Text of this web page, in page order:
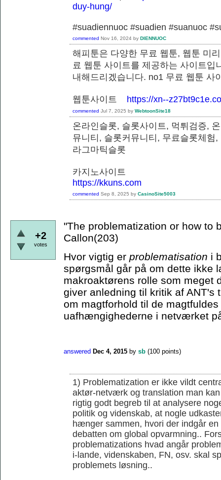
duy-hung/
#suadiennuoc #suadien #suanuoc
commented Nov 16, 2024 by DIENNUOC
해피툰은 다양한 무료 웹툰, 웹툰 미
료 웹툰 사이트를 제공하는 사이트
내해드리겠습니다. no1 무료 웹툰 사
웹툰사이트 https://xn--
commented Jul 7, 2025 by WebtoonSite18
온라인슬롯, 슬롯사이트, 먹튀검증,
뮤니티, 슬롯커뮤니티, 무료슬롯체험
라그마틱슬롯
카지노사이트
https://kkuns.com
commented Sep 8, 2025 by CasinoSite5003
+2
votes
"The problematization or how to
Callon(203)
Hvor vigtig er problematisation i
spørgsmål går på om dette ikke
makroaktørens rolle som meget
giver anledning til kritik af ANT's
om magtforhold til de
uafhængighederne i netværket
answered Dec 4, 2015 by sb (100 points)
1) Problematization er ikke vildt
aktør-netværk og translation man
rigtig godt begreb til at analysere
politik og videnskab, at nogle
hænger sammen, hvori der indgår
debatten om global opvarmning..
problematizations hvad angår
i-lande, videnskaben, FN, osv. skal
problemets løsning..